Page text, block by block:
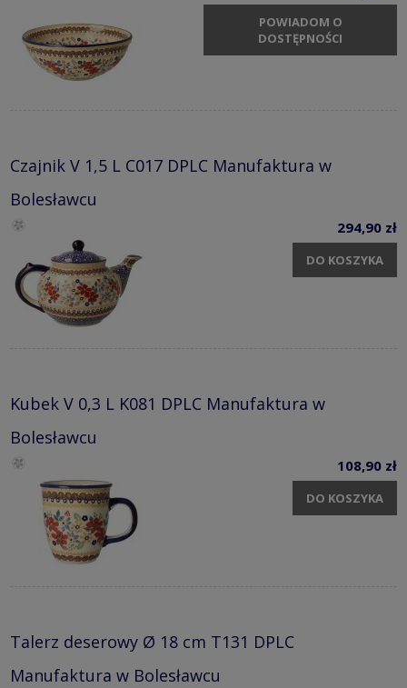
POWIADOM O
DOSTĘPNOŚCI
Czajnik V 1,5 L C017 DPLC Manufaktura w
Bolesławcu
294,90 zł
DO KOSZYKA
Kubek V 0,3 L K081 DPLC Manufaktura w
Bolesławcu
108,90 zł
DO KOSZYKA
Talerz deserowy Ø 18 cm T131 DPLC
Manufaktura w Bolesławcu